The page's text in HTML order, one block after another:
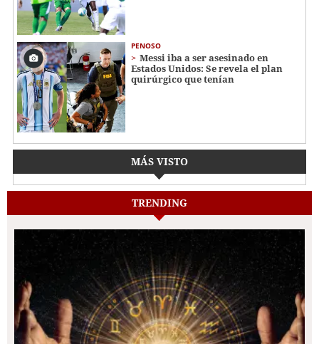
PENOSO
Messi iba a ser asesinado en
Estados Unidos: Se revela el plan
quirúrgico que tenían
MÁS VISTO
TRENDING